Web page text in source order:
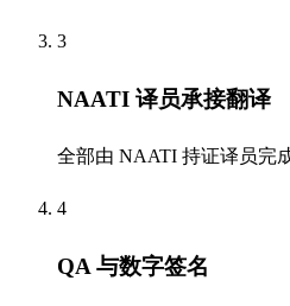
3
NAATI 译员承接翻译
全部由 NAATI 持证译员完
4
QA 与数字签名